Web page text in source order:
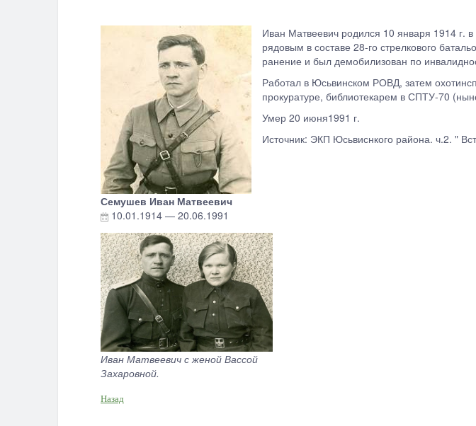
Семушев Иван Матвеевич
10.01.1914 — 20.06.1991
Иван Матвеевич родился 10 января 1914 г.
рядовым в составе 28-го стрелкового
ранение и был демобилизован по
Работал в Юсьвинском РОВД, затем
прокуратуре, библиотекарем в СПТУ-70
Умер 20 июня1991 г.
Источник: ЭКП Юсьвиснкого района. ч.2. "
Иван Матвеевич с женой Вассой
Захаровной.
Назад